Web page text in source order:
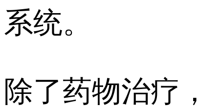
系统。
除了药物治疗，